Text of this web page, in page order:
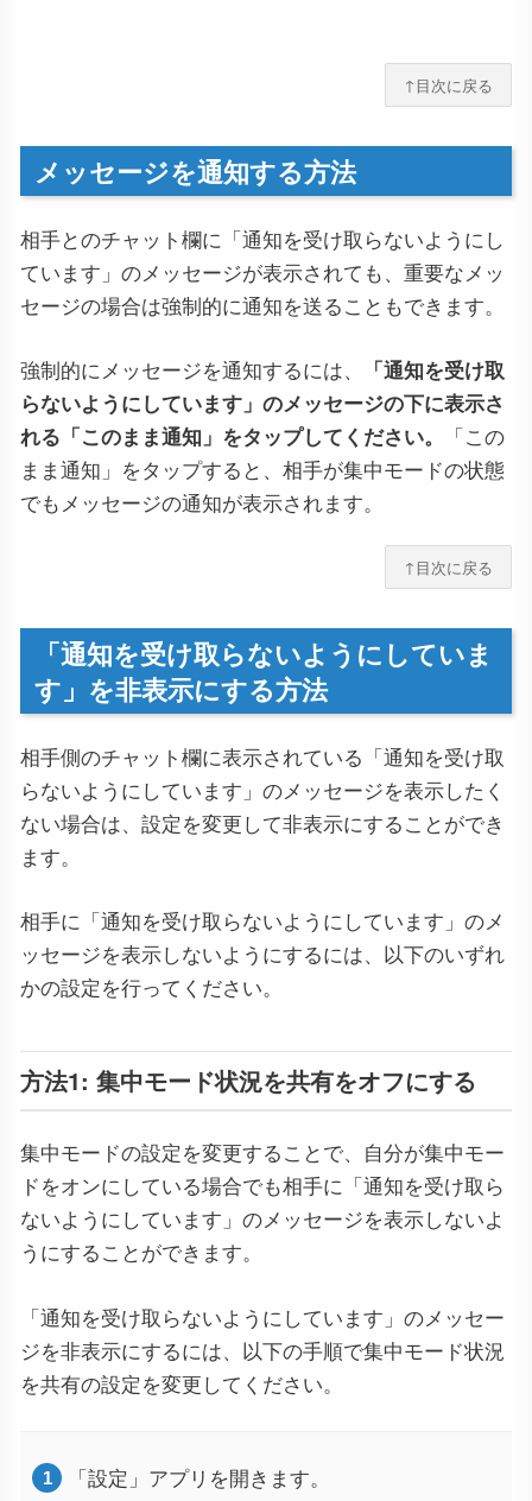
↑目次に戻る
メッセージを通知する方法
相手とのチャット欄に「通知を受け取らないようにし
ています」のメッセージが表示されても、重要なメッ
セージの場合は強制的に通知を送ることもできます。
強制的にメッセージを通知するには、
「通知を受け取
らないようにしています」のメッセージの下に表示さ
れる「このまま通知」をタップしてください。
「この
まま通知」をタップすると、相手が集中モードの状態
でもメッセージの通知が表示されます。
↑目次に戻る
「通知を受け取らないようにしていま
す」を非表示にする方法
相手側のチャット欄に表示されている「通知を受け取
らないようにしています」のメッセージを表示したく
ない場合は、設定を変更して非表示にすることができ
ます。
相手に「通知を受け取らないようにしています」のメ
ッセージを表示しないようにするには、以下のいずれ
かの設定を行ってください。
方法1: 集中モード状況を共有をオフにする
集中モードの設定を変更することで、自分が集中モー
ドをオンにしている場合でも相手に「通知を受け取ら
ないようにしています」のメッセージを表示しないよ
うにすることができます。
「通知を受け取らないようにしています」のメッセー
ジを非表示にするには、以下の手順で集中モード状況
を共有の設定を変更してください。
「設定」アプリを開きます。